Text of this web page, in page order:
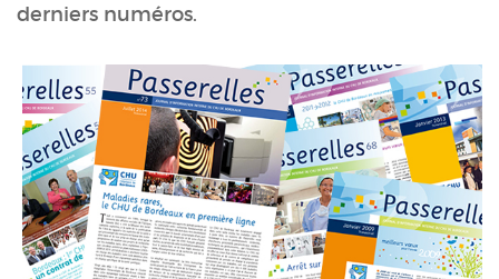
derniers numéros.